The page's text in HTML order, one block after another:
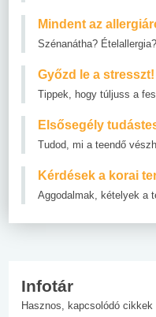
Mindent az
Szénanátha?
Győzd le a stresszt!
Tippek, hogy túljuss a
Elsősegély
Tudod, mi a teendő
Kérdések a korai
Aggodalmak, kételyek a
Infotár
Hasznos, kapcsolódó cikkek